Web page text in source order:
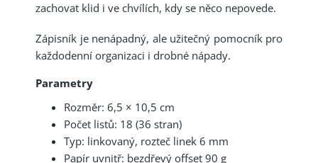
zachovat klid i ve chvílích, kdy se něco nepovede.
Zápisník je nenápadný, ale užitečný pomocník pro
každodenní organizaci i drobné nápady.
Parametry
Rozměr: 6,5 × 10,5 cm
Počet listů: 18 (36 stran)
Typ: linkovaný, rozteč linek 6 mm
Papír uvnitř: bezdřevý offset 90 g